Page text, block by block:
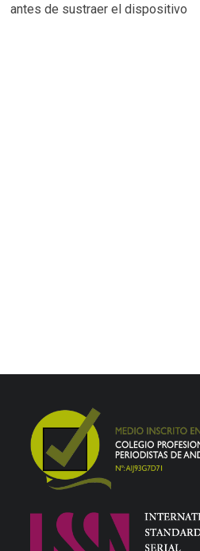
antes de sustraer el dispositivo